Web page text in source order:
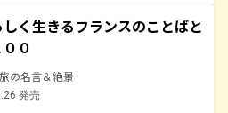
しく生きるフランスのことばと
０
の名言＆絶景
発売